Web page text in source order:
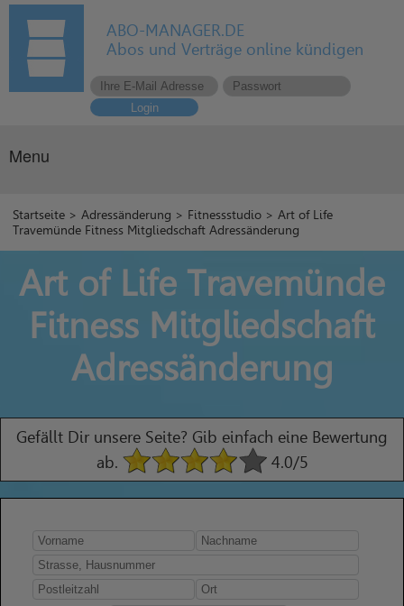
ABO-MANAGER.DE
Abos und Verträge online kündigen
Login
Menu
Startseite >Adressänderung > Fitnessstudio > Art of Life
Travemünde Fitness Mitgliedschaft Adressänderung
Art of Life Travemünde
Fitness Mitgliedschaft
Adressänderung
Gefällt Dir unsere Seite? Gib einfach eine Bewertung
ab.
4.0/5